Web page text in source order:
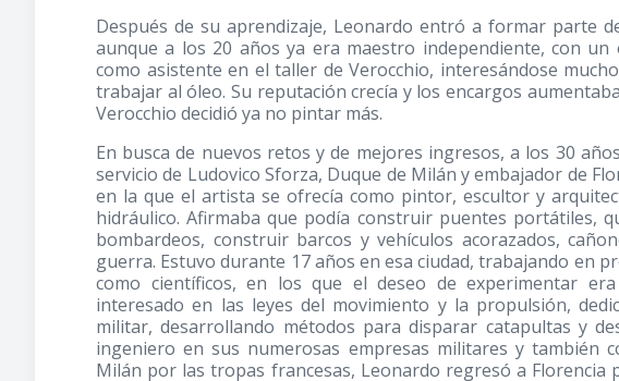
Después de su aprendizaje, Leonardo entró a formar parte
aunque a los 20 años ya era maestro independiente, con
como asistente en el taller de Verocchio, interesándose
trabajar al óleo. Su reputación crecía y los encargos
Verocchio decidió ya no pintar más.
En busca de nuevos retos y de mejores ingresos, a los 30
servicio de Ludovico Sforza, Duque de Milán y embajador de
en la que el artista se ofrecía como pintor, escultor y
hidráulico. Afirmaba que podía construir puentes portátiles,
bombardeos, construir barcos y vehículos acorazados,
guerra. Estuvo durante 17 años en esa ciudad, trabajando en
como científicos, en los que el deseo de experimentar
interesado en las leyes del movimiento y la propulsión,
militar, desarrollando métodos para disparar catapultas y
ingeniero en sus numerosas empresas militares y también
Milán por las tropas francesas, Leonardo regresó a